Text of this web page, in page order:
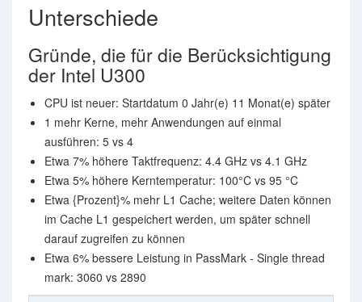
Unterschiede
Gründe, die für die Berücksichtigung
der Intel U300
CPU ist neuer: Startdatum 0 Jahr(e) 11 Monat(e) später
1 mehr Kerne, mehr Anwendungen auf einmal
ausführen: 5 vs 4
Etwa 7% höhere Taktfrequenz: 4.4 GHz vs 4.1 GHz
Etwa 5% höhere Kerntemperatur: 100°C vs 95 °C
Etwa {Prozent}% mehr L1 Cache; weitere Daten können
im Cache L1 gespeichert werden, um später schnell
darauf zugreifen zu können
Etwa 6% bessere Leistung in PassMark - Single thread
mark: 3060 vs 2890